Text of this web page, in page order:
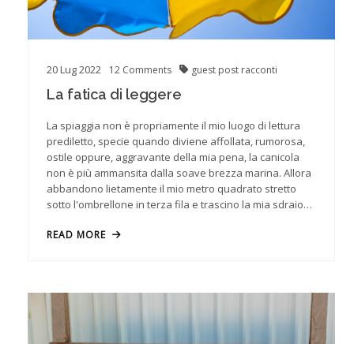
20Lug2022 12 Comments guest post racconti
La fatica di leggere
La spiaggia non è propriamente il mio luogo di lettura
prediletto, specie quando diviene affollata, rumorosa,
ostile oppure, aggravante della mia pena, la canicola
non è più ammansita dalla soave brezza marina. Allora
abbandono lietamente il mio metro quadrato stretto
sotto l'ombrellone in terza fila e trascino la mia sdraio…
READ MORE